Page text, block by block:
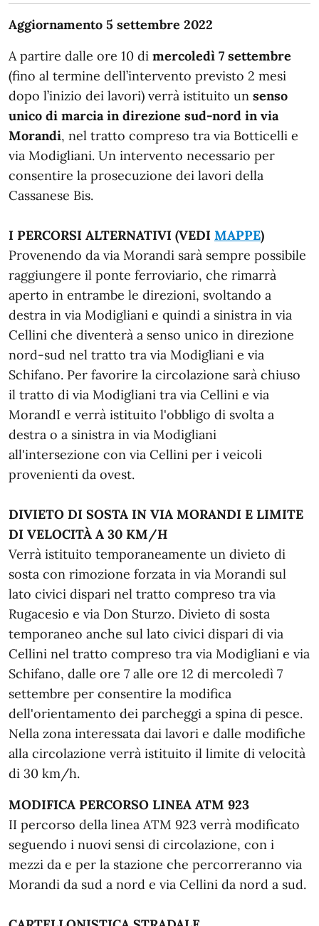
Aggiornamento 5 settembre 2022
A partire dalle ore 10 di mercoledì 7 settembre
(fino al termine dell’intervento previsto 2 mesi
dopo l’inizio dei lavori) verrà istituito un senso
unico di marcia in direzione sud-nord in via
Morandi, nel tratto compreso tra via Botticelli e
via Modigliani. Un intervento necessario per
consentire la prosecuzione dei lavori della
Cassanese Bis.
I PERCORSI ALTERNATIVI (VEDI MAPPE)
Provenendo da via Morandi sarà sempre possibile
raggiungere il ponte ferroviario, che rimarrà
aperto in entrambe le direzioni, svoltando a
destra in via Modigliani e quindi a sinistra in via
Cellini che diventerà a senso unico in direzione
nord-sud nel tratto tra via Modigliani e via
Schifano. Per favorire la circolazione sarà chiuso
il tratto di via Modigliani tra via Cellini e via
MorandI e verrà istituito l'obbligo di svolta a
destra o a sinistra in via Modigliani
all'intersezione con via Cellini per i veicoli
provenienti da ovest.
DIVIETO DI SOSTA IN VIA MORANDI E LIMITE
DI VELOCITÀ A 30 KM/H
Verrà istituito temporaneamente un divieto di
sosta con rimozione forzata in via Morandi sul
lato civici dispari nel tratto compreso tra via
Rugacesio e via Don Sturzo. Divieto di sosta
temporaneo anche sul lato civici dispari di via
Cellini nel tratto compreso tra via Modigliani e via
Schifano, dalle ore 7 alle ore 12 di mercoledì 7
settembre per consentire la modifica
dell'orientamento dei parcheggi a spina di pesce.
Nella zona interessata dai lavori e dalle modifiche
alla circolazione verrà istituito il limite di velocità
di 30 km/h.
MODIFICA PERCORSO LINEA ATM 923
II percorso della linea ATM 923 verrà modificato
seguendo i nuovi sensi di circolazione, con i
mezzi da e per la stazione che percorreranno via
Morandi da sud a nord e via Cellini da nord a sud.